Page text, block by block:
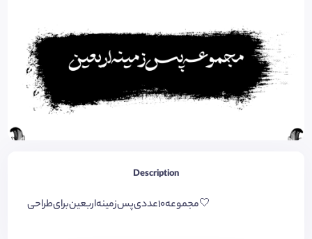
Description
مجموعه‌۱۰‌عددی‌پس‌زمینه‌اربعین‌برای‌طراحی🤍